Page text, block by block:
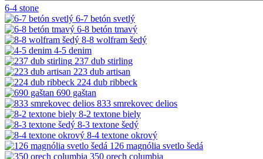
6-4 stone
6-7 betón svetlý
6-8 betón tmavý
8-8 wolfram šedý
4-5 denim
237 dub stirling
223 dub artisan
224 dub ribbeck
690 gaštan
833 smrekovec delios
8-2 textone biely
8-3 textone šedý
8-4 textone okrový
126 magnólia svetlo šedá
350 orech columbia